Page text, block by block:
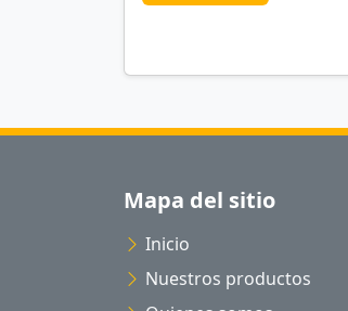
Mapa del sitio
Inicio
Nuestros productos